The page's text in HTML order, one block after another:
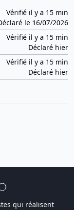
Vérifié il y a 15 min
le 16/07/2026
Vérifié il y a 15 min
Déclaré hier
Vérifié il y a 15 min
Déclaré hier
qui réalisent